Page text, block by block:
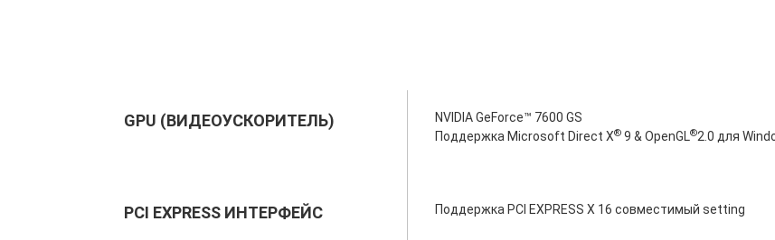
GPU (ВИДЕОУСКОРИТЕЛЬ)
NVIDIA GeForce™ 7600 GS
Поддержка Microsoft Direct X® 9 & OpenGL®2.0 для
PCI EXPRESS ИНТЕРФЕЙС Поддержка PCI EXPRESS X 16 совместимый setting